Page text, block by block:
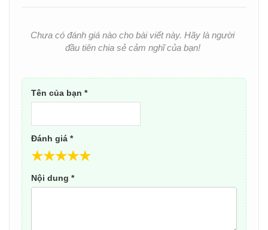
Chưa có đánh giá nào cho bài viết này. Hãy là người
đầu tiên chia sẻ cảm nghĩ của bạn!
Tên của bạn *
Đánh giá *
★
★
★
★
★
Nội dung *